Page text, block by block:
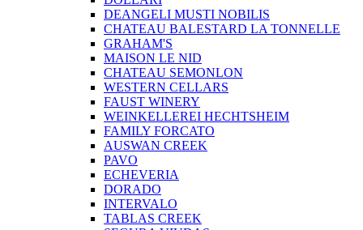
DEANGELI MUSTI NOBILIS
CHATEAU BALESTARD LA TONNELLE
GRAHAM'S
MAISON LE NID
CHATEAU SEMONLON
WESTERN CELLARS
FAUST WINERY
WEINKELLEREI HECHTSHEIM
FAMILY FORCATO
AUSWAN CREEK
PAVO
ECHEVERIA
DORADO
INTERVALO
TABLAS CREEK